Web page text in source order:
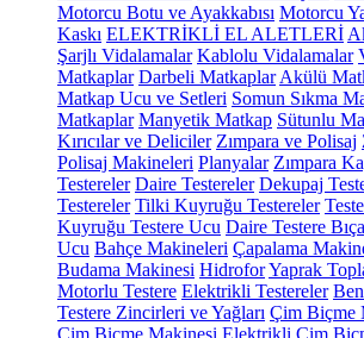
Motorcu Botu ve Ayakkabısı Motorcu
Kaskı ELEKTRİKLİ EL ALETLERİ
Şarjlı Vidalamalar Kablolu Vidalamalar
Matkaplar Darbeli Matkaplar Akülü
Matkap Ucu ve Setleri Somun Sıkma
Matkaplar Manyetik Matkap Sütunlu
Kırıcılar ve Deliciler Zımpara ve Polisaj
Polisaj Makineleri Planyalar Zımpara
Testereler Daire Testereler Dekupaj
Testereler Tilki Kuyruğu Testereler
Kuyruğu Testere Ucu Daire Testere
Ucu Bahçe Makineleri Çapalama
Budama Makinesi HidroforYaprak
Motorlu Testere Elektrikli Testereler
Testere Zincirleri ve Yağları Çim Biçme
Çim Biçme Makinesi Elektrikli Çim